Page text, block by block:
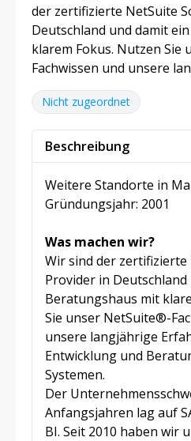
der zertifizierte NetSuite
Deutschland und damit
klarem Fokus. Nutzen Sie
Fachwissen und unsere
Nicht zugeordnet
Beschreibung
Weitere Standorte in
Gründungsjahr: 2001
Was machen wir?
Wir sind der
Provider in
Beratungshaus mit
Sie unser NetSuite®-
unsere langjährige
Entwicklung und
Systemen.
Der
Anfangsjahren lag auf
BI. Seit 2010 haben wir